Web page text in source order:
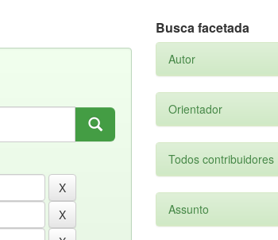
Busca facetada
Autor
Orientador
Todos contribuidores
Assunto